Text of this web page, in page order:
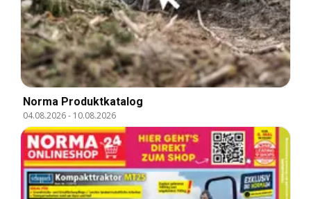
Norma Produktkatalog
04.08.2026- 10.08.2026